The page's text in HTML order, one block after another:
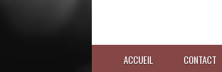
ACCUEIL CONTACT